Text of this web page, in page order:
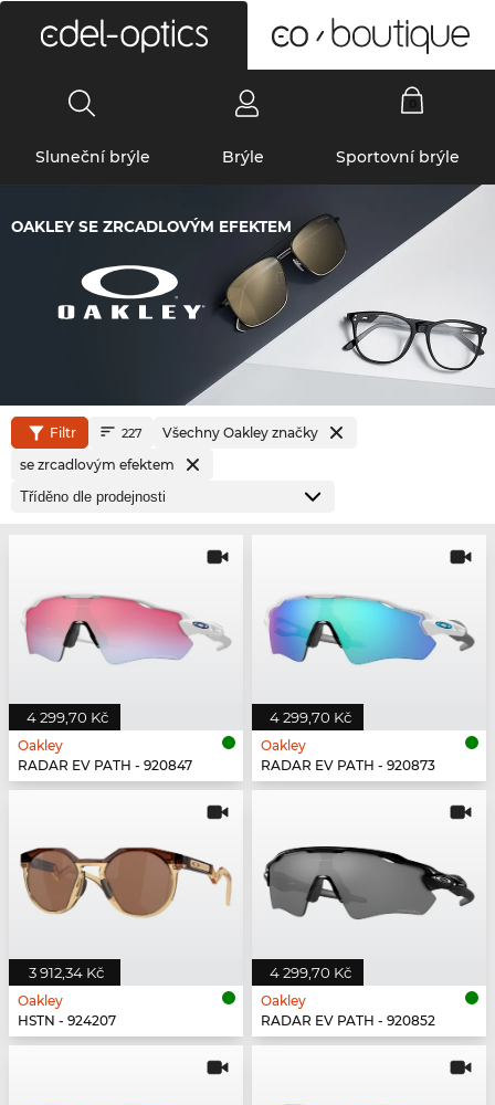
Sluneční brýle Brýle Sportovní brýle
OAKLEY SE ZRCADLOVÝM EFEKTEM
Filtr 227
Všechny Oakley značky
se zrcadlovým efektem
4 299,70 Kč
Oakley
RADAR EV PATH - 920847
4 299,70 Kč
Oakley
RADAR EV PATH - 920873
3 912,34 Kč
Oakley
HSTN - 924207
4 299,70 Kč
Oakley
RADAR EV PATH - 920852